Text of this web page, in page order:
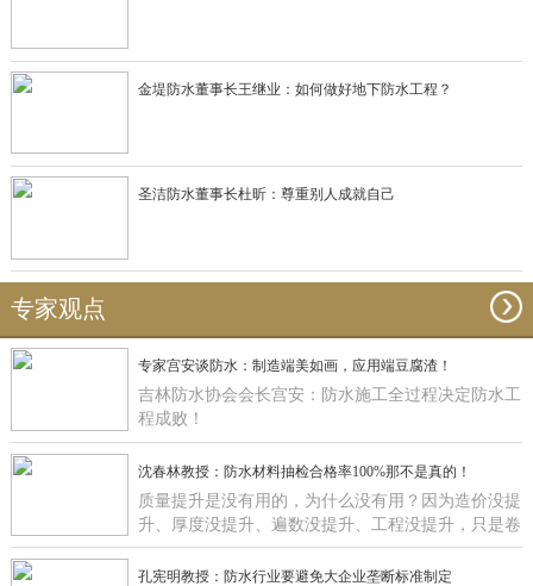
金堤防水董事长王继业：如何做好地下防水工程？
圣洁防水董事长杜昕：尊重别人成就自己
专家观点
专家宫安谈防水：制造端美如画，应用端豆腐渣！
吉林防水协会会长宫安：防水施工全过程决定防水工
程成败！
沈春林教授：防水材料抽检合格率100%那不是真的！
质量提升是没有用的，为什么没有用？因为造价没提
升、厚度没提升、遍数没提升、工程没提升，只是卷
材在那里提升有什么用啊？
孔宪明教授：防水行业要避免大企业垄断标准制定